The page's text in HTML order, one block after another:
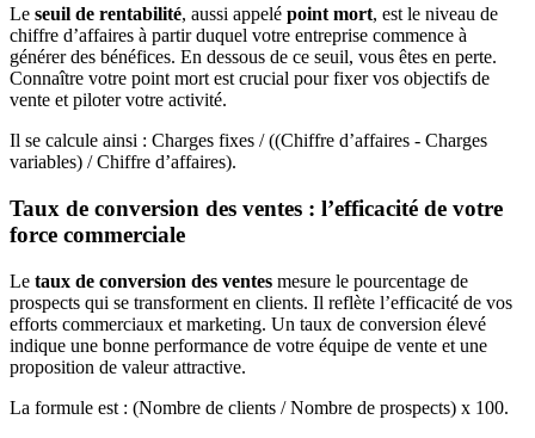
Le seuil de rentabilité, aussi appelé point mort, est le niveau de
chiffre d’affaires à partir duquel votre entreprise commence à
générer des bénéfices. En dessous de ce seuil, vous êtes en perte.
Connaître votre point mort est crucial pour fixer vos objectifs de
vente et piloter votre activité.
Il se calcule ainsi : Charges fixes / ((Chiffre d’affaires - Charges
variables) / Chiffre d’affaires).
Taux de conversion des ventes : l’efficacité de votre
force commerciale
Le taux de conversion des ventes mesure le pourcentage de
prospects qui se transforment en clients. Il reflète l’efficacité de vos
efforts commerciaux et marketing. Un taux de conversion élevé
indique une bonne performance de votre équipe de vente et une
proposition de valeur attractive.
La formule est : (Nombre de clients / Nombre de prospects) x 100.